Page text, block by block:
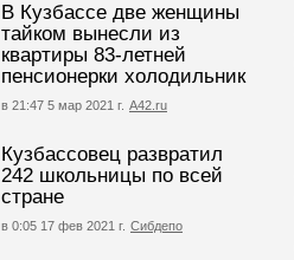
В Кузбассе две женщины
тайком вынесли из
квартиры 83-летней
пенсионерки холодильник
в 21:47 5 мар 2021 г. А42.ru
Кузбассовец развратил
242 школьницы по всей
стране
в 0:05 17 фев 2021 г. Сибдепо